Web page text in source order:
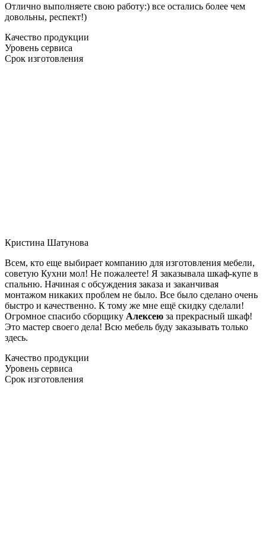
Отлично выполняете свою работу:) все остались более чем
довольны, респект!)
Качество продукции
Уровень сервиса
Срок изготовления
Кристина Шатунова
Всем, кто еще выбирает компанию для изготовления мебели,
советую Кухни мол! Не пожалеете! Я заказывала шкаф-купе в
спальню. Начиная с обсуждения заказа и заканчивая
монтажом никаких проблем не было. Все было сделано очень
быстро и качественно. К тому же мне ещё скидку сделали!
Огромное спасибо сборщику Алексею за прекрасный шкаф!
Это мастер своего дела! Всю мебель буду заказывать только
здесь.
Качество продукции
Уровень сервиса
Срок изготовления